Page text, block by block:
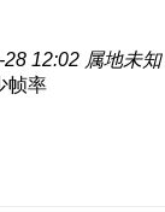
28 12:02 属地未知
帧率